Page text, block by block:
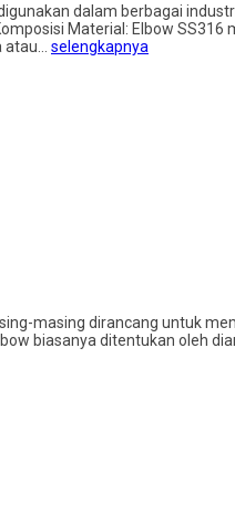
dalam berbagai
Material: Elbow
selengkapnya
masing dirancang untuk
biasanya ditentukan oleh